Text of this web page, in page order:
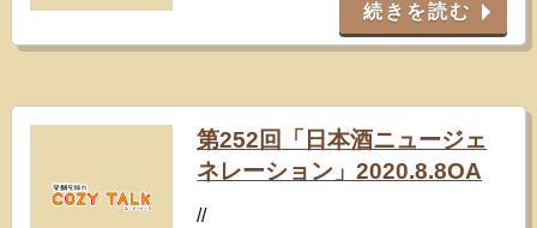
続きを読む
第252回「日本酒ニュージェ
ネレーション」2020.8.8OA
//